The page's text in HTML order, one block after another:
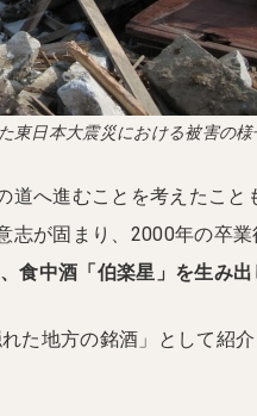
東日本大震災における被害の様
へ進むことを考えたこと
志が固まり、2000年の卒
食中酒「伯楽星」を生み出
た地方の銘酒」として紹